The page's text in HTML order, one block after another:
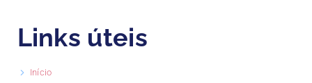
Links úteis
Início